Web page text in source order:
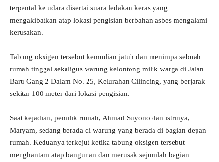
terpental ke udara disertai suara ledakan keras yang
mengakibatkan atap lokasi pengisian berbahan asbes mengalami
kerusakan.
Tabung oksigen tersebut kemudian jatuh dan menimpa sebuah
rumah tinggal sekaligus warung kelontong milik warga di Jalan
Baru Gang 2 Dalam No. 25, Kelurahan Cilincing, yang berjarak
sekitar 100 meter dari lokasi pengisian.
Saat kejadian, pemilik rumah, Ahmad Suyono dan istrinya,
Maryam, sedang berada di warung yang berada di bagian depan
rumah. Keduanya terkejut ketika tabung oksigen tersebut
menghantam atap bangunan dan merusak sejumlah bagian